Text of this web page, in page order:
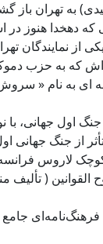
دهخدا هنوز
از نمایندگان
اش که به حزب
ای به نام «
اول جهانی،
اوضاع تهران
لاروس فرانسه
(
فرهنگ‌نامه‌ای